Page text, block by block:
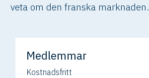
veta om den franska marknaden.
Medlemmar
Kostnadsfritt